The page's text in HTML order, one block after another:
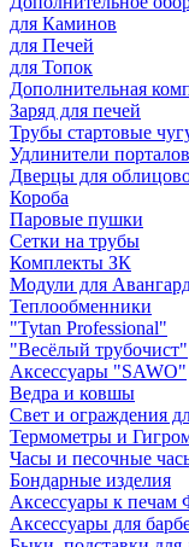
для Каминов
для Печей
для Топок
Дополнительная
Заряд для печей
Трубы стартовые
Удлинители порталов
Дверцы для
Короба
Паровые пушки
Сетки на трубы
Комплекты ЗК
Модули для
Теплообменники
"Tytan Professional"
"Весёлый трубочист"
Аксессуары "SAWO"
Ведра и ковшы
Свет и ограждения
Термометры и
Часы и песочные
Бондарные изделия
Аксессуары к печам
Аксессуары для